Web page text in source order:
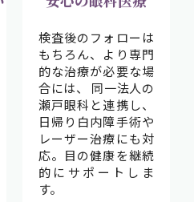
検査後のフォローは
もちろん、より専門
的な治療が必要な場
合には、 同一法人の
瀬戸眼科と連携し、
日帰り白内障手術や
レーザー治療にも対
応。目の健康を継続
的にサポートしま
す。